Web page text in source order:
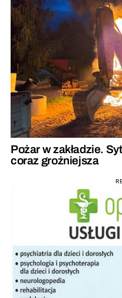
Pożar w zakładzie.
coraz groźniejsza